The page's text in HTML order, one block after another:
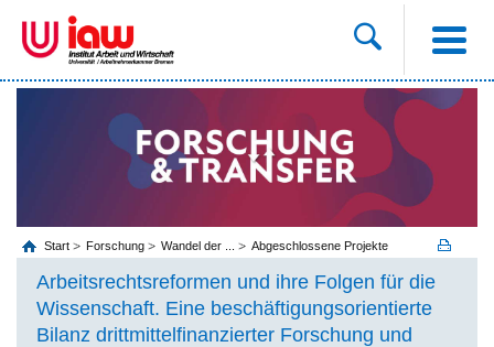
Start Forschung Wandel der ... Abgeschlossene Projekte
Arbeitsrechtsreformen und ihre Folgen für die
Wissenschaft. Eine beschäftigungsorientierte
Bilanz drittmittelfinanzierter Forschung und